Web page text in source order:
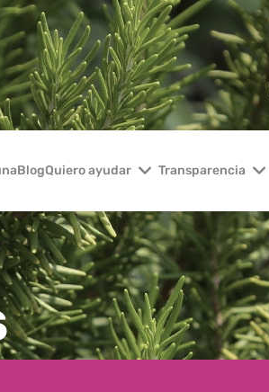
BlogQuiero ayudar Transparencia